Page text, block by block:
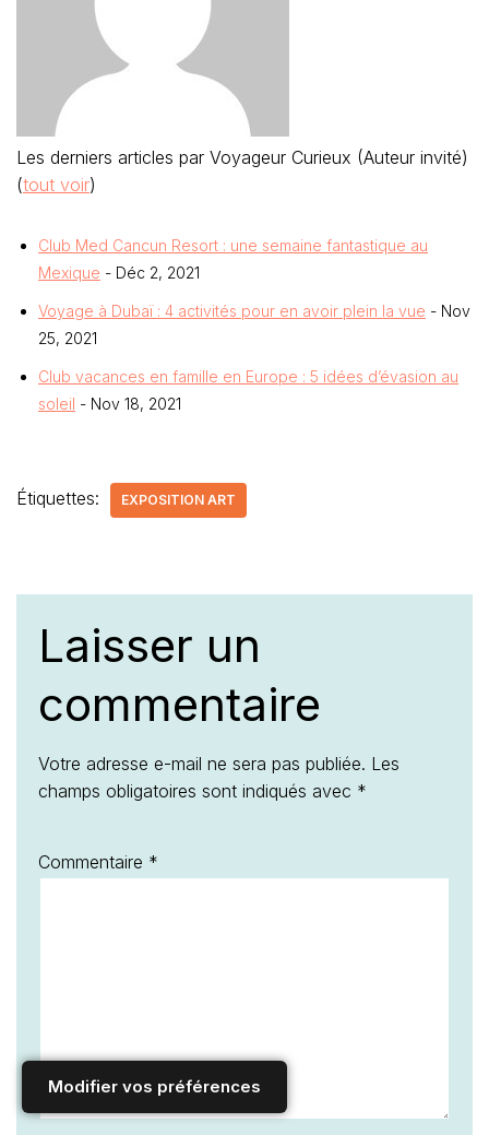
Modifier vos préférences
Les derniers articles par Voyageur Curieux (Auteur invité)
(tout voir)
Club Med Cancun Resort : une semaine fantastique au
Mexique - Déc 2, 2021
Voyage à Dubaï : 4 activités pour en avoir plein la vue - Nov
25, 2021
Club vacances en famille en Europe : 5 idées d’évasion au
soleil - Nov 18, 2021
Étiquettes: EXPOSITION ART
Laisser un
commentaire
Votre adresse e-mail ne sera pas publiée. Les
champs obligatoires sont indiqués avec *
Commentaire *